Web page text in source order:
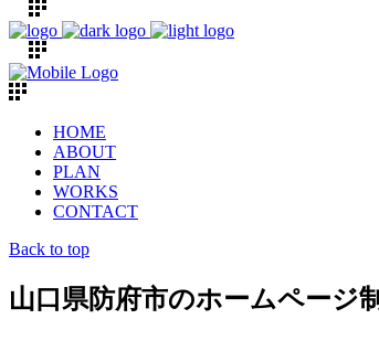
HOME
ABOUT
PLAN
WORKS
CONTACT
Back to top
山口県防府市のホームページ